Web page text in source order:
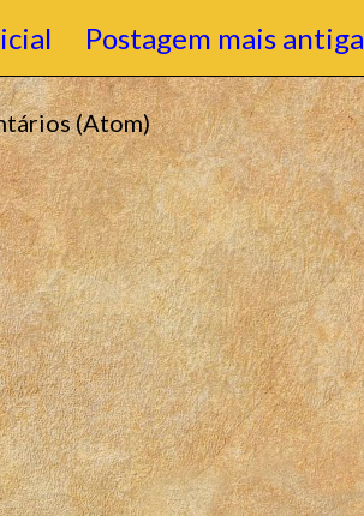
Postagem mais antiga
(Atom)